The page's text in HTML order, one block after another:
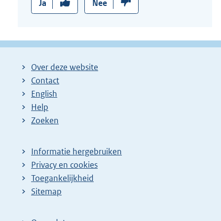
Ja Nee
Over deze website
Contact
English
Help
Zoeken
Informatie hergebruiken
Privacy en cookies
Toegankelijkheid
Sitemap